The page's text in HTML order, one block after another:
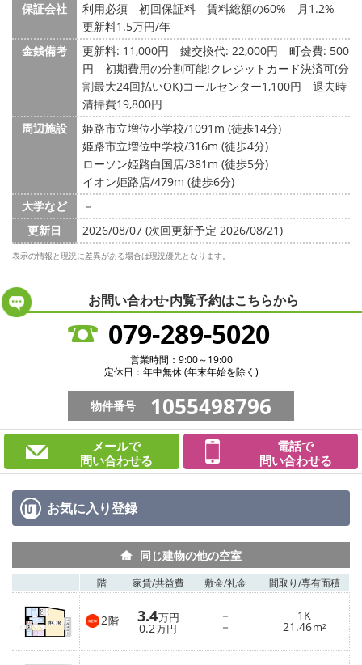
保証会社
利用必須 初回保証料 賃料総額の60% 月1.2%
更新料1.5万円/年
金銭備考
更新料: 11,000円 鍵交換代: 22,000円
町会費: 500
円
初期費用の分割可能!クレジットカード決済可(分
割最大24回払いOK)コールセンター1,100円 退去時
清掃費19,800円
周辺施設
姫路市立増位小学校/1091m (徒歩14分)
姫路市立増位中学校/316m (徒歩4分)
ローソン姫路白国店/381m (徒歩5分)
イオン姫路店/479m (徒歩6分)
大学など
－
更新日
2026/08/07 (次回更新予定 2026/08/21)
表示の情報と現況に差異がある場合は現況優先となります。
お問い合わせ·内覧予約はこちらから
079-289-5020
営業時間：9:00～19:00
定休日：年中無休 (年末年始を除く)
物件番号 1055498796
メールで
問い合わせる
電話で
問い合わせる
お気に入り登録
同じ建物の他の空室
階 家賃/共益費 敷金/礼金 間取り/専有面積
2階 3.4万円
0.2万円
－
－
1K
21.46m²